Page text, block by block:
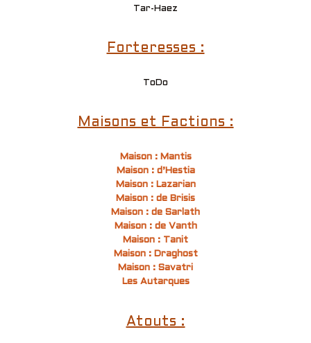
Tar-Haez
Forteresses :
ToDo
Maisons et Factions :
Maison : Mantis
Maison : d’Hestia
Maison : Lazarian
Maison : de Brisis
Maison : de Sarlath
Maison : de Vanth
Maison : Tanit
Maison : Draghost
Maison : Savatri
Les Autarques
Atouts :